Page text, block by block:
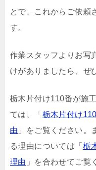
とで、これからご依頼
す。
作業スタッフよりお写
けがありましたら、ぜ
栃木片付け110番が施
ては、「 栃木片付け
由 」をご覧ください。
る理由については「 栃
理由 」を合わせてご覧